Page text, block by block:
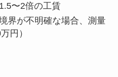
〜2倍の工賃
界が不明確な場合、測量
円）